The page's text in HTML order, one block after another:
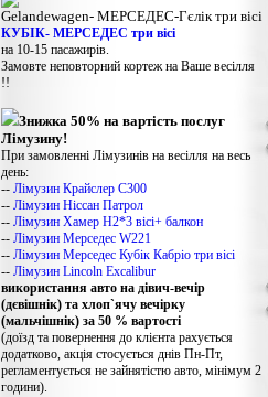
Gelandewagen​- МЕРСЕДЕС-Гєлік три вісі
КУБІК- МЕРСЕДЕС три вісі
на 10-15 пасажирів.
Замовте неповторний кортеж на Ваше весілля
!!
Знижка 50% на вартість послуг
Лімузину!
При замовленні Лімузинів на весілля на весь
день:
-- Лімузин Крайслер С300
-- Лімузин Ніссан Патрол
-- Лімузин Хамер Н2*3 вісі+ балкон
-- Лімузин Мерседес W221
-- Лімузин Мерседес Кубік Кабріо три вісі
-- Лімузин Lincoln Excalibur
використання авто на дівич-вечір
(дєвішнік) та хлоп`ячу вечірку
(мальчішнік) за 50 % вартості
(доїзд та повернення до клієнта рахується
додатково, акція стосується днів Пн-Пт,
регламентується не зайнятістю авто, мінімум 2
години).